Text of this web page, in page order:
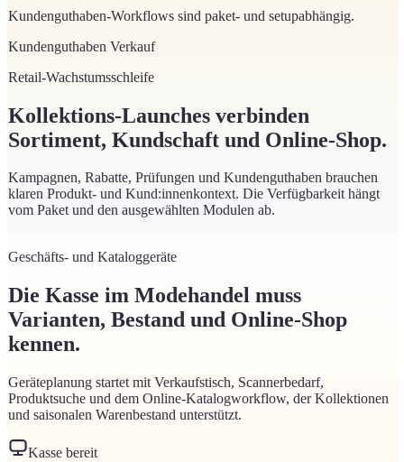
Kundenguthaben-Workflows sind paket- und setupabhängig.
Kundenguthaben Verkauf
Retail-Wachstumsschleife
Kollektions-Launches verbinden
Sortiment, Kundschaft und Online-Shop.
Kampagnen, Rabatte, Prüfungen und Kundenguthaben brauchen
klaren Produkt- und Kund:innenkontext. Die Verfügbarkeit hängt
vom Paket und den ausgewählten Modulen ab.
Geschäfts- und Kataloggeräte
Die Kasse im Modehandel muss
Varianten, Bestand und Online-Shop
kennen.
Geräteplanung startet mit Verkaufstisch, Scannerbedarf,
Produktsuche und dem Online-Katalogworkflow, der Kollektionen
und saisonalen Warenbestand unterstützt.
Kasse bereit